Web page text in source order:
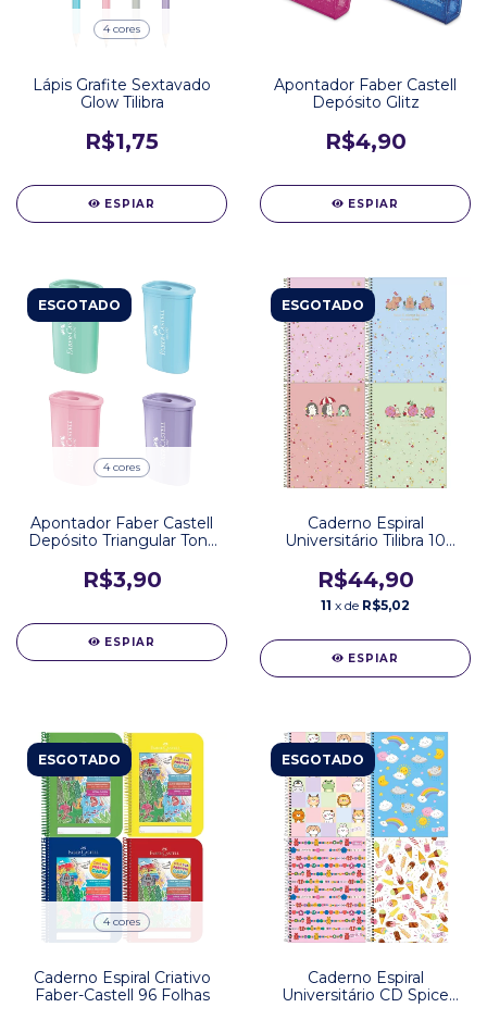
4 cores
Lápis Grafite Sextavado
Glow Tilibra
R$1,75
ESPIAR
Apontador Faber Castell
Depósito Glitz
R$4,90
ESPIAR
ESGOTADO
4 cores
Apontador Faber Castell
Depósito Triangular Tons
R$3,90
ESPIAR
ESGOTADO
Caderno Espiral
Universitário Tilibra 10
Folhas
R$44,90
11 x de R$5,02
ESPIAR
ESGOTADO
4 cores
Caderno Espiral Criativo
Faber-Castell 96 Folhas
ESGOTADO
Caderno Espiral
Universitário CD Spice